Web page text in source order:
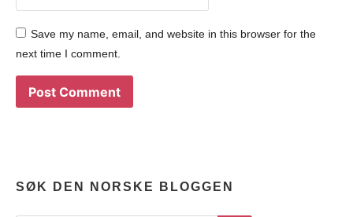
Save my name, email, and website in this browser for the
next time I comment.
SØK DEN NORSKE BLOGGEN